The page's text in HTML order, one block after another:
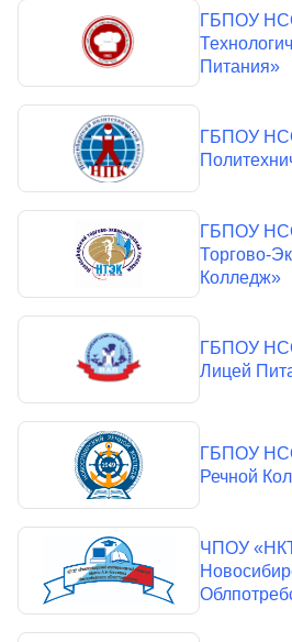
ГБПОУ
Питания»
ГБПОУ
ГБПОУ
Торгово-
Колледж»
ГБПОУ
Лицей
ГБПОУ
Речной
ЧПОУ